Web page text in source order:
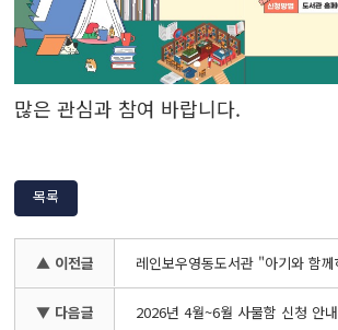
많은 관심과 참여 바랍니다.
목록
▲ 이전글
▼ 다음글 2026년 4월~6월 사물함 신청 안내